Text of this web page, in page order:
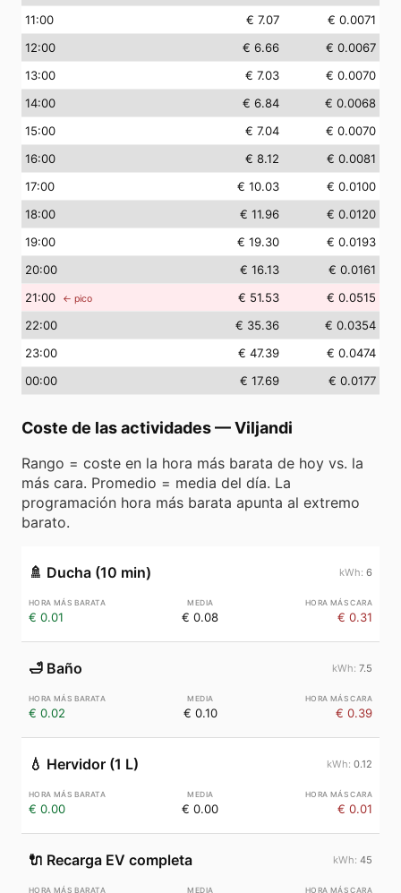
11:00 € 7.07
€ 0.0071
12:00 € 6.66
€ 0.0067
13:00 € 7.03
€ 0.0070
14:00 € 6.84
€ 0.0068
15:00 € 7.04
€ 0.0070
16:00 € 8.12
€ 0.0081
17:00 € 10.03
€ 0.0100
18:00 € 11.96
€ 0.0120
19:00 € 19.30
€ 0.0193
20:00 € 16.13
€ 0.0161
21:00 ← pico € 51.53
€ 0.0515
22:00 € 35.36
€ 0.0354
23:00 € 47.39
€ 0.0474
00:00 € 17.69 € 0.0177
Coste de las actividades—Viljandi
Rango = coste en la hora más barata de hoy vs. la
más cara. Promedio = media del día. La
programación hora más barata apunta al extremo
barato.
🚿 Ducha (10 min) 6
€ 0.01 € 0.08 € 0.31
🛁 Baño 7.5
€ 0.02 € 0.10 € 0.39
💧 Hervidor (1 L) 0.12
€ 0.00 € 0.00 € 0.01
🔌 Recarga EV completa 45